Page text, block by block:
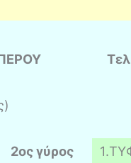
2ος γύρος 1.